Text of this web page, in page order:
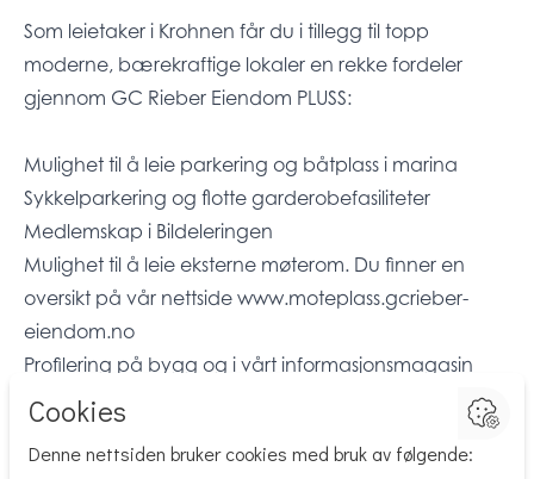
Som leietaker i Krohnen får du i tillegg til topp
moderne, bærekraftige lokaler en rekke fordeler
gjennom GC Rieber Eiendom PLUSS:
Mulighet til å leie parkering og båtplass i marina
Sykkelparkering og flotte garderobefasiliteter
Medlemskap i Bildeleringen
Mulighet til å leie eksterne møterom. Du finner en
oversikt på vår nettside www.moteplass.gcrieber-
eiendom.no
Profilering på bygg og i vårt informasjonsmagasin
Visjon
Parkering i Solheimsviken og parkeringsanlegg